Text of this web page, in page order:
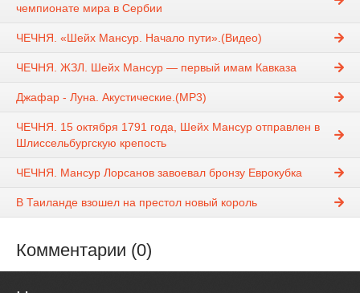
чемпионате мира в Сербии
ЧЕЧНЯ. «Шейх Мансур. Начало пути».(Видео)
ЧЕЧНЯ. ЖЗЛ. Шейх Мансур — первый имам Кавказа
Джафар - Луна. Акустические.(MP3)
ЧЕЧНЯ. 15 октября 1791 года, Шейх Мансур отправлен в
Шлиссельбургскую крепость
ЧЕЧНЯ. Мансур Лорсанов завоевал бронзу Еврокубка
В Таиланде взошел на престол новый король
Комментарии (0)